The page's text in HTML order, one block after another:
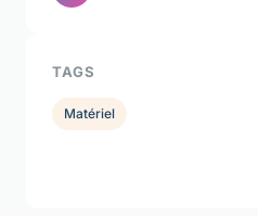
TAGS
Matériel